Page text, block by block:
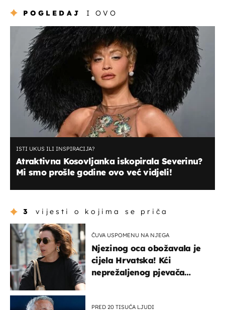
POGLEDAJ I OVO
ISTI UKUS ILI INSPIRACIJA?
Atraktivna Kosovljanka iskopirala Severinu?
Mi smo prošle godine ovo već vidjeli!
3 vijesti o kojima se priča
ČUVA USPOMENU NA NJEGA
Njezinog oca obožavala je
cijela Hrvatska! Kći
neprežaljenog pjevača
PRED 20 TISUĆA LJUDI